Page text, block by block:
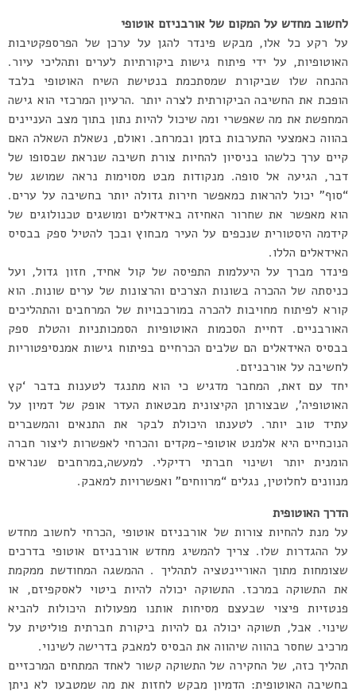
לחשוב מחדש על המקום של אורבניזם אוטופי
על רקע כל אלו, מבקש פינדר להגן על ערכן של הפרספקטיבות
האוטופיות, על ידי פיתוח גישות ביקורתיות לערים ותהליכי עיור.
ההנחה שלו שביקורת שמסתכמת בנטישת השיח האוטופי בלבד
הופכת את החשיבה הביקורתית לצרה יותר .הרעיון המרכזי הוא גישה
המחפשת את מה שאפשרי ומה שיכול להיות נתון בתוך מצב העניינים
בהווה כאמצעי התערבות בזמן ובמרחב. ואולם, נשאלת השאלה האם
קיים ערך כלשהו בניסיון להחיות צורת חשיבה שנראת שבסופו של
דבר, הגיעה אל סופה. מנקודות מבט מסוימות נראה שמושג של
“סוף” יכול להראות כמאפשר חירות גדולה יותר בחשיבה על ערים.
הוא מאפשר את שחרור האחיזה באידאלים ומושגים טכנולוגים של
קידמה היסטורית שנכפים על העיר מבחוץ ובכך להטיל ספק בבסיס
האידאלים הללו.
פינדר מברך על היעלמות התפיסה של קול אחיד, חזון גדול, ועל
כניסתה של ההכרה בשונות הצרכים והרצונות של ערים שונות. הוא
קורא לפיתוח מחויבות להכרה במורכבויות של המרחבים והתהליכים
האורבניים. דחיית הסכמות האוטופיות הסמכותניות והטלת ספק
בבסיס האידאלים הם שלבים הכרחיים בפיתוח גישות אמנסיפטוריות
לחשיבה על אורבניזם.
יחד עם זאת, המחבר מדגיש כי הוא מתנגד לטענות בדבר ‘קץ
האוטופיה’, שבצורתן הקיצונית מבטאות העדר אופק של דמיון על
עתיד טוב יותר. לטענתו היכולת לבקר את התנאים והמשברים
הנוכחיים היא אלמנט אוטופי-מקדים והכרחי לאפשרות ליצור חברה
הומנית יותר ושינוי חברתי רדיקלי. למעשה,במרחבים שנראים
מנוונים לחלוטין, נגלים “מרווחים” ואפשרויות למאבק.
הדרך האוטופית
על מנת להחיות צורות של אורבניזם אוטופי ,הכרחי לחשוב מחדש
על ההגדרות שלו. צריך להמשיג מחדש אורבניזם אוטופי בדרכים
שצומחות מתוך האוריינטציה לתהליך . ההמשגה המחודשת ממקמת
את התשוקה במרכז. התשוקה יכולה להיות ביטוי לאסקפיזם, או
פנטזיות פיצוי שבעצם מסיחות אותנו מפעולות היכולות להביא
שינוי. אבל, תשוקה יכולה גם להיות ביקורת חברתית פוליטית על
מרכיב שחסר בהווה שיהווה את הבסיס למאבק בדרישה לשינוי.
תהליך כזה, של החקירה של התשוקה קשור לאחד המתחים המרכזיים
בחשיבה האוטופית: הדמיון מבקש לחזות את מה שמטבעו לא ניתן